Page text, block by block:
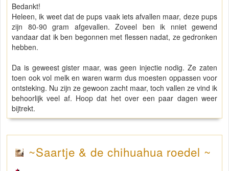
Bedankt!
Heleen, ik weet dat de pups vaak iets afvallen maar, deze pups
zijn 80-90 gram afgevallen. Zoveel ben ik nniet gewend
vandaar dat ik ben begonnen met flessen nadat, ze gedronken
hebben.
Da is geweest gister maar, was geen injectie nodig. Ze zaten
toen ook vol melk en waren warm dus moesten oppassen voor
ontsteking. Nu zijn ze gewoon zacht maar, toch vallen ze vind ik
behoorlijk veel af. Hoop dat het over een paar dagen weer
bijtrekt.
~Saartje & de chihuahua roedel ~